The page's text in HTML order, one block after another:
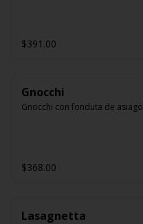
$391.00
Gnocchi
Gnocchi con fonduta de asiago
$368.00
Lasagnetta